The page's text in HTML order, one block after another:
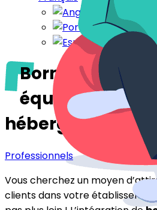
Bornes de
équipez votre
hébergement
Professionnels
Vous cherchez un moyen
clients dans votre